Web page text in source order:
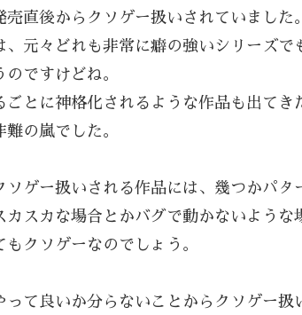
売直後からクソゲー扱いされていました。
、元々どれも非常に癖の強いシリーズ
ですけどね。
ごとに神格化されるような作品も出て
の嵐でした。
ソゲー扱いされる作品には、幾つかパタ
カスカな場合とかバグで動かないよう
もクソゲーなのでしょう。
って良いか分らないことからクソゲー